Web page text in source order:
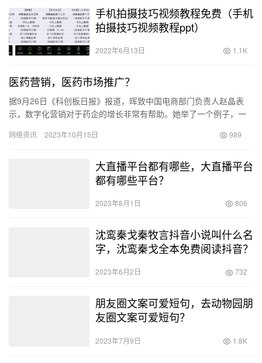
手机拍摄技巧视频教程免费（手机
拍摄技巧视频教程ppt）
2022年6月13日 1.1K
医药营销，医药市场推广？
据9月26日《科创板日报》报道，晖致中国电商部门负责人赵晶表
示，数字化营销对于药企的增长非常有帮助。她举了一个例子，一
平…
网络资讯 2023年10月15日 989
大直播平台都有哪些，大直播平台
都有哪些平台？
2023年8月1日 806
沈鸾秦戈秦牧言抖音小说叫什么名
字，沈鸾秦戈全本免费阅读抖音？
2023年6月2日 732
朋友圈文案可爱短句，去动物园朋
友圈文案可爱短句？
2023年7月9日 1.8K